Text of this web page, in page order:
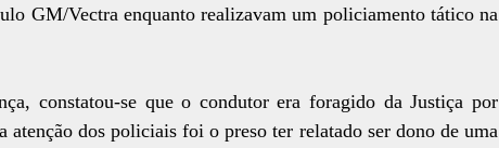
GM/Vectra enquanto realizavam um policiamento tático na
constatou-se que o condutor era foragido da Justiça por
atenção dos policiais foi o preso ter relatado ser dono de uma